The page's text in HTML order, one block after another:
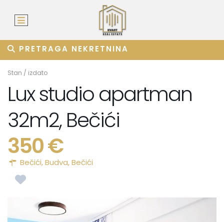
PRETRAGA NEKRETNINA
Stan / izdato
Lux studio apartman
32m2, Bečići
350 €
Bečići,Budva,Bečići